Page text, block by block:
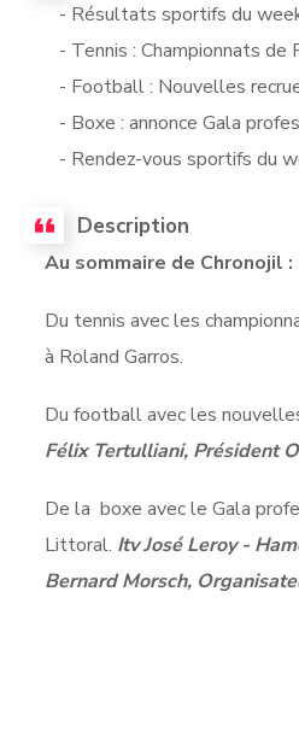
- Résultats sportifs du
- Tennis : Championnats de
- Football : Nouvelles
- Boxe : annonce Gala
- Rendez-vous sportifs du
Description
Au sommaire de Chronojil :
Du tennis avec les
à Roland Garros.
Du football avec les
Félix Tertulliani, Président
De la boxe avec le Gala
Littoral. Itv José Leroy -
Bernard Morsch,